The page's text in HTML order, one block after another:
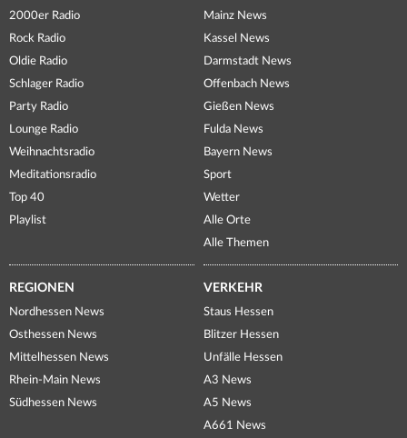
2000er Radio
Rock Radio
Oldie Radio
Schlager Radio
Party Radio
Lounge Radio
Weihnachtsradio
Meditationsradio
Top 40
Playlist
Mainz News
Kassel News
Darmstadt News
Offenbach News
Gießen News
Fulda News
Bayern News
Sport
Wetter
Alle Orte
Alle Themen
REGIONEN
Nordhessen News
Osthessen News
Mittelhessen News
Rhein-Main News
Südhessen News
VERKEHR
Staus Hessen
Blitzer Hessen
Unfälle Hessen
A3 News
A5 News
A661 News